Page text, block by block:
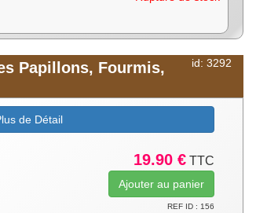
id: 3292
Papillons, Fourmis,
de Détail
19.90 € TTC
REF ID : 156